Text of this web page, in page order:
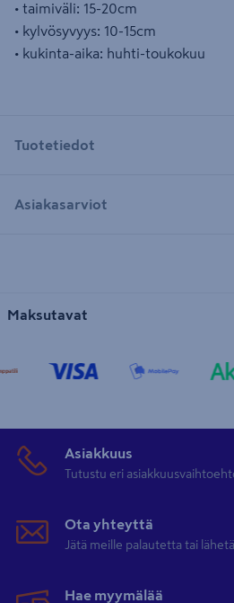
• taimiväli: 15-20cm
• kylvösyvyys: 10-15cm
• kukinta-aika: huhti-toukokuu
Tuotetiedot
Asiakasarviot
Maksutavat
Asiakkuus
Tutustu eri
Ota yhteyttä
Jätä meille palautetta tai
Hae myymälää